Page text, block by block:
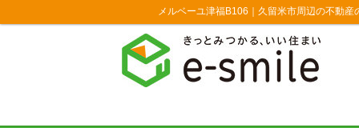
メルベーユ津福B106｜久留米市周辺の不動産